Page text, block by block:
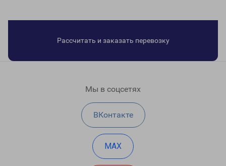
Рассчитать и заказать перевозку
Мы в соцсетях
ВКонтакте
MAX